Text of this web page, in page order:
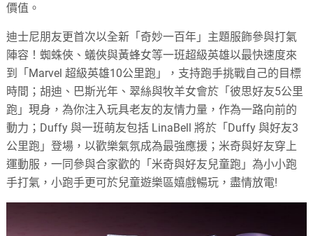
價值。
迪士尼朋友更首次以全新「奇妙一百年」主題服飾參與打氣
陣容！蜘蛛俠、蟻俠與黃蜂女等一班超級英雄以最快速度來
到「Marvel 超級英雄10公里跑」，支持跑手挑戰自己的目標
時間；胡迪、巴斯光年、翠絲與牧羊女會於「彼思好友5公里
跑」現身，為你注入玩具老友的友情力量，作為一路向前的
動力；Duffy 與一班萌友包括 LinaBell 將於「Duffy 與好友3
公里跑」登場，以歡樂氣氛成為最強應援；米奇與好友穿上
運動服，一同參與合家歡的「米奇與好友兒童跑」為小小跑
手打氣，小跑手更可於兒童遊樂區嬉戲暢玩，盡情放電!